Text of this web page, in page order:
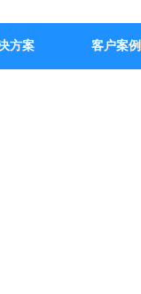
方案 客户案例